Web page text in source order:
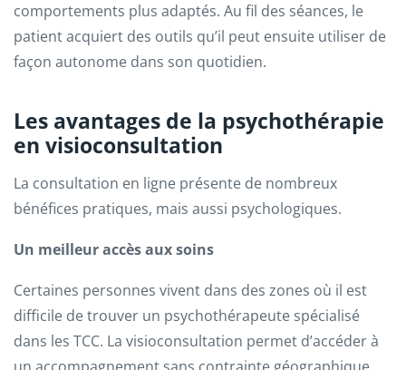
comportements plus adaptés. Au fil des séances, le
patient acquiert des outils qu’il peut ensuite utiliser de
façon autonome dans son quotidien.
Les avantages de la psychothérapie
en visioconsultation
La consultation en ligne présente de nombreux
bénéfices pratiques, mais aussi psychologiques.
Un meilleur accès aux soins
Certaines personnes vivent dans des zones où il est
difficile de trouver un psychothérapeute spécialisé
dans les TCC. La visioconsultation permet d’accéder à